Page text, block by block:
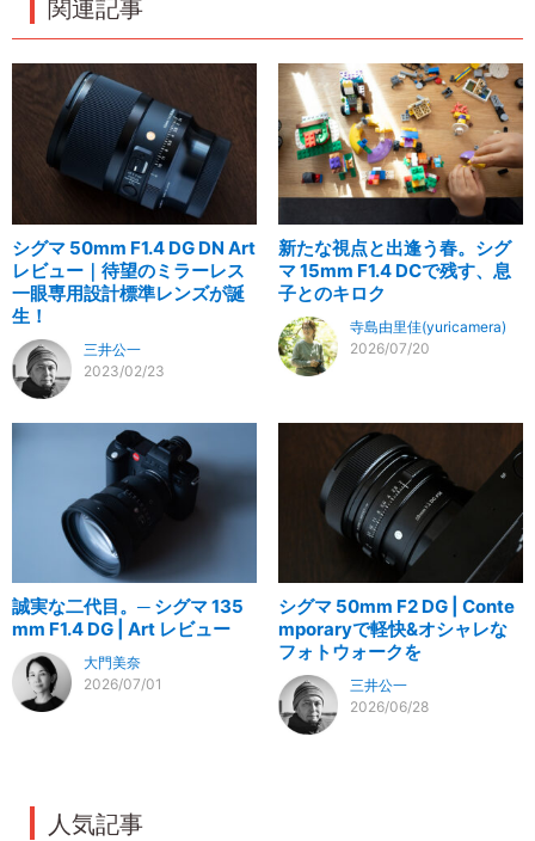
関連記事
シグマ 50mm F1.4 DG DN Art
レビュー｜待望のミラーレス
一眼専用設計標準レンズが誕
生！
三井公一
2023/02/23
新たな視点と出逢う春。シグ
マ 15mm F1.4 DCで残す、息
子とのキロク
寺島由里佳(yuricamera)
2026/07/20
誠実な二代目。─ シグマ 135
mm F1.4 DG | Art レビュー
大門美奈
2026/07/01
シグマ 50mm F2 DG | Conte
mporaryで軽快&オシャレな
フォトウォークを
三井公一
2026/06/28
人気記事